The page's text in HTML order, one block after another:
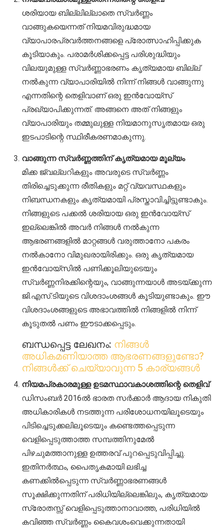
ശരിയായ ബില്ലില്ലാതെ സ്വർണ്ണം
വാങ്ങുകയെന്നത് നിയമവിരുദ്ധമായ
വ്യാപാരപ്രവർത്തനങ്ങളെ പ്രോത്സാഹിപ്പിക്കുക
കൂടിയാകും. പരാമർശിക്കപ്പെട്ട പരിശുദ്ധിയും
വിലയുമുള്ള സ്വർണ്ണാഭരണം കൃത്യമായ ബില്ല്
നൽകുന്ന വ്യാപാരിയിൽ നിന്ന് നിങ്ങൾ വാങ്ങുന്നു
എന്നതിന്റെ തെളിവാണ് ഒരു ഇൻവോയ്സ്
പ്രഖ്യാപിക്കുന്നത്. അങ്ങനെ അത് നിങ്ങളും
വ്യാപാരിയും തമ്മുലുള്ള നിയമാനുസൃതമായ ഒരു
ഇടപാടിന്റെ സ്ഥിരീകരണമാകുന്നു.
വാങ്ങുന്ന സ്വർണ്ണത്തിന് കൃത്യമായ മൂല്യം
മിക്ക ജ്വല്ലറികളും അവരുടെ സ്വർണ്ണം
തിരിച്ചെടുക്കുന്ന രീതികളും മറ്റ് വ്യവസ്ഥകളും
നിബന്ധനകളും കൃത്യമായി പ്രസ്താവിച്ചിട്ടുണ്ടാകും.
നിങ്ങളുടെ പക്കൽ ശരിയായ ഒരു ഇൻവോയ്സ്
ഇല്ലെങ്കിൽ അവർ നിങ്ങൾ നൽകുന്ന
ആഭരണങ്ങളിൽ മാറ്റങ്ങൾ വരുത്താനോ പകരം
നൽകാനോ വിമുഖരായിരിക്കും. ഒരു കൃത്യമായ
ഇൻവോയ്സിൽ പണിക്കൂലിയുടെയും
സ്വർണ്ണനിരക്കിന്റെയും, വാങ്ങുന്നയാൾ അടയ്ക്കുന്ന
ജി.എസ്.ടിയുടെ വിശദാംശങ്ങൾ കൂടിയുണ്ടാകും. ഈ
വിശദാംശങ്ങളുടെ അഭാവത്തിൽ നിങ്ങളിൽ നിന്ന്
കൂടുതൽ പണം ഈടാക്കപ്പെടും.
ബന്ധപ്പെട്ട ലേഖനം: നിങ്ങൾ
അധികമണിയാത്ത ആഭരണങ്ങളുണ്ടോ?
നിങ്ങൾക്ക് ചെയ്യാവുന്ന 5 കാര്യങ്ങൾ
നിയമപ്രകാരമുള്ള ഉടമസ്ഥാവകാശത്തിന്റെ തെളിവ്
ഡിസംബർ 2016ൽ ഭാരത സർക്കാർ ആദായ നികുതി
അധികാരികൾ നടത്തുന്ന പരിശോധനയിലൂടെയും
പിടിച്ചെടുക്കലിലൂടെയും കണ്ടെത്തപ്പെടുന്ന
വെളിപ്പെടുത്താത്ത സമ്പത്തിനുമേൽ
പിഴചുമത്താനുള്ള ഉത്തരവ് പുറപ്പെടുവിപ്പിച്ചു.
ഇതിനർത്ഥം, പൈതൃകമായി ലഭിച്ച
കണക്കിൽപ്പെടുന്ന സ്വർണ്ണാഭരണങ്ങൾ
സൂക്ഷിക്കുന്നതിന് പരിധിയില്ലെങ്കിലും, കൃത്യമായ
സ്രോതസ്സ് വെളിപ്പെടുത്താനാവാത്ത, പരിധിയിൽ
കവിഞ്ഞ സ്വർണ്ണം കൈവശംവെക്കുന്നതായി